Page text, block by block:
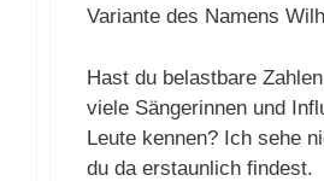
Variante des Namens
Hast du belastbare
viele Sängerinnen und
Leute kennen? Ich sehe
du da erstaunlich findest.